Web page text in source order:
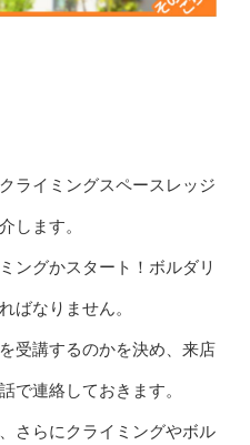
ライミングスペースレッジ
します。
ングかスタート！ボルダリ
ばなりません。
受講するのかを決め、来店
で連絡しておきます。
さらにクライミングやボル